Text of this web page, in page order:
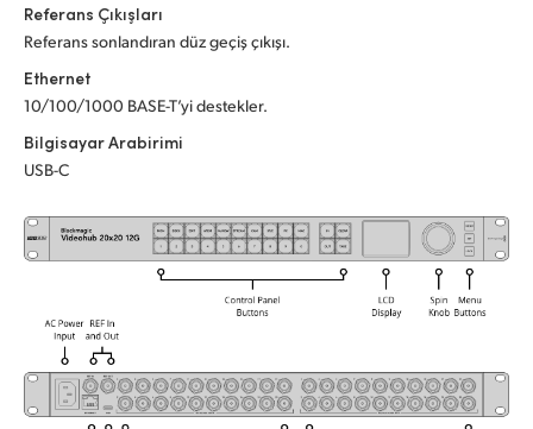
Turkey
UAE
Ukraine
United States
Referans Çıkışları
Referans sonlandıran düz geçiş çıkışı.
Ethernet
10/100/1000 BASE-T’yi destekler.
Bilgisayar Arabirimi
USB-C